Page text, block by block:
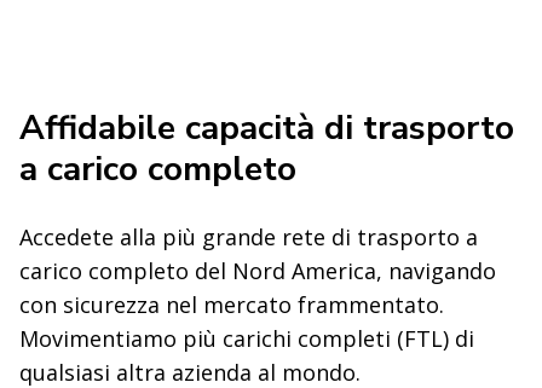
Affidabile capacità di trasporto
a carico completo
Accedete alla più grande rete di trasporto a
carico completo del Nord America, navigando
con sicurezza nel mercato frammentato.
Movimentiamo più carichi completi (FTL) di
qualsiasi altra azienda al mondo.